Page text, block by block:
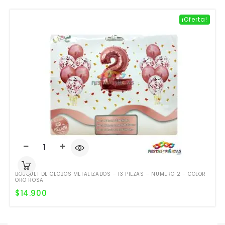
¡Oferta!
BOUQUET DE GLOBOS METALIZADOS – 13 PIEZAS – NUMERO 2 – COLOR
ORO ROSA
$14.900